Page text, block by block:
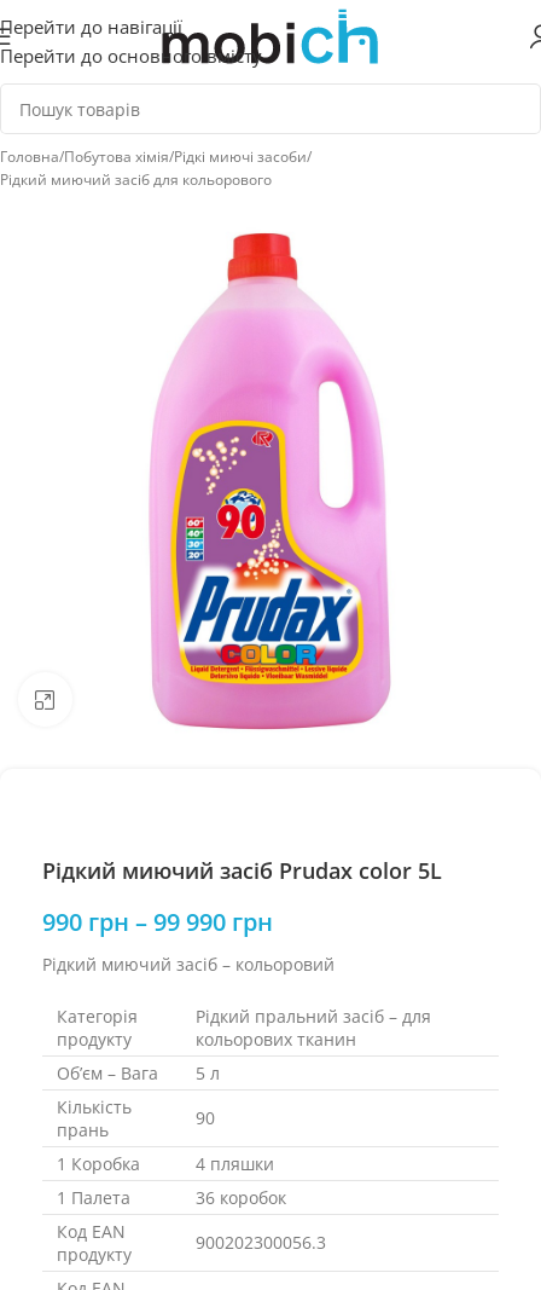
Перейти до навігації
Перейти до основного вмісту
Головна/Побутова хімія/Рідкі миючі засоби/
Рідкий миючий засіб для кольорового
Натисніть, щоб збільшити
Рідкий миючий засіб Prudax color 5L
990 грн –99 990 грн
Рідкий миючий засіб – кольоровий
Категорія
продукту
Рідкий пральний засіб – для
кольорових тканин
Об’єм – Вага
5 л
Кількість
прань
90
1 Коробка
4 пляшки
1 Палета
36 коробок
Код EAN
продукту
900202300056.3